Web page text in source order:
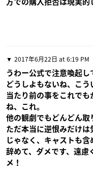
方での購入拒否は現実的
2017年6月22日 at 6:19 PM
うわー公式で注意喚起
どうしよもないね、こう
当たり前の事をこれでも
ね、これ。
他の観劇でもどんどん取
ただ本当に逆恨みだけは
じゃなく、キャストも含
辞めて、ダメです、遠慮
メ！